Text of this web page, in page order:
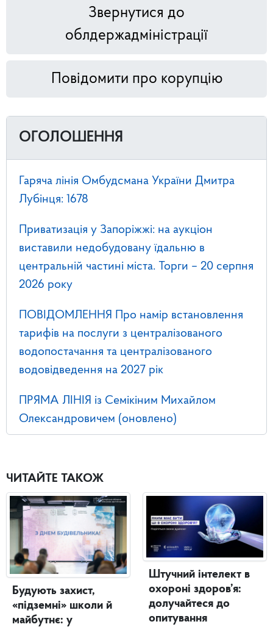
Звернутися до
облдержадміністрації
Повідомити про корупцію
ОГОЛОШЕННЯ
Гаряча лінія Омбудсмана України Дмитра
Лубінця: 1678
Приватизація у Запоріжжі: на аукціон
виставили недобудовану їдальню в
центральній частині міста. Торги – 20 серпня
2026 року
ПОВІДОМЛЕННЯ Про намір встановлення
тарифів на послуги з централізованого
водопостачання та централізованого
водовідведення на 2027 рік
ПРЯМА ЛІНІЯ із Семікіним Михайлом
Олександровичем (оновлено)
ЧИТАЙТЕ ТАКОЖ
Будують захист,
«підземні» школи й
майбутнє: у
Штучний інтелект в
охороні здоров’я:
долучайтеся до
опитування